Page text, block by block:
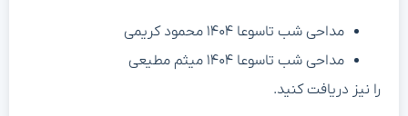
مداحی شب تاسوعا ۱۴۰۴ محمود کریمی
مداحی شب تاسوعا ۱۴۰۴ میثم مطیعی
را نیز دریافت کنید.